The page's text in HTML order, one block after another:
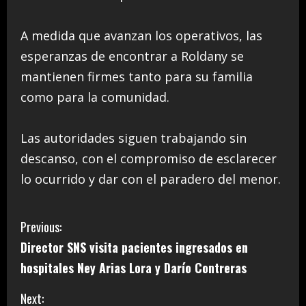
A medida que avanzan los operativos, las
esperanzas de encontrar a Roldany se
mantienen firmes tanto para su familia
como para la comunidad.
Las autoridades siguen trabajando sin
descanso, con el compromiso de esclarecer
lo ocurrido y dar con el paradero del menor.
C
o
n
Previous:
Director SNS visita pacientes ingresados en
hospitales Ney Arias Lora y Darío Contreras
Next: